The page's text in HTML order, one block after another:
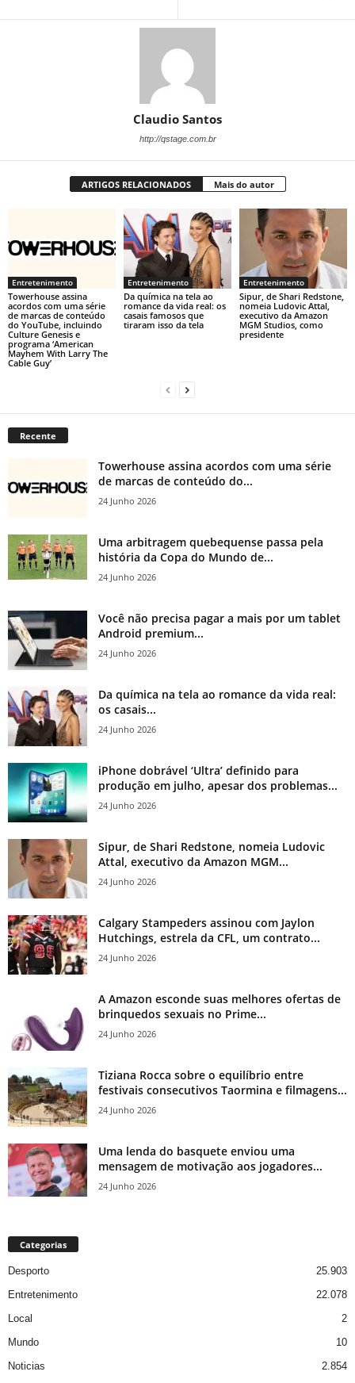
Claudio Santos
http://qstage.com.br
ARTIGOS RELACIONADOS Mais do autor
Entretenimento
Towerhouse assina
acordos com uma série
de marcas de conteúdo
do YouTube, incluindo
Culture Genesis e
programa ‘American
Mayhem With Larry The
Cable Guy’
Entretenimento
Da química na tela ao
romance da vida real: os
casais famosos que
tiraram isso da tela
Entretenimento
Sipur, de Shari Redstone,
nomeia Ludovic Attal,
executivo da Amazon
MGM Studios, como
presidente
Recente
Towerhouse assina acordos com uma série
de marcas de conteúdo do...
24 Junho 2026
Uma arbitragem quebequense passa pela
história da Copa do Mundo de...
24 Junho 2026
Você não precisa pagar a mais por um tablet
Android premium...
24 Junho 2026
Da química na tela ao romance da vida real:
os casais...
24 Junho 2026
iPhone dobrável ‘Ultra’ definido para
produção em julho, apesar dos problemas...
24 Junho 2026
Sipur, de Shari Redstone, nomeia Ludovic
Attal, executivo da Amazon MGM...
24 Junho 2026
Calgary Stampeders assinou com Jaylon
Hutchings, estrela da CFL, um contrato...
24 Junho 2026
A Amazon esconde suas melhores ofertas de
brinquedos sexuais no Prime...
24 Junho 2026
Tiziana Rocca sobre o equilíbrio entre
festivais consecutivos Taormina e filmagens...
24 Junho 2026
Uma lenda do basquete enviou uma
mensagem de motivação aos jogadores...
24 Junho 2026
Categorias
Desporto
25.903
Entretenimento
22.078
Local
2
Mundo
10
Noticias
2.854